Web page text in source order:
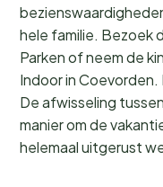
hele familie. Bezoek
Parken of neem de
Indoor in
De afwisseling
manier om de
helemaal uitgerust